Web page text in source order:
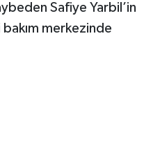
Safiye Yarbil’in
merkezinde